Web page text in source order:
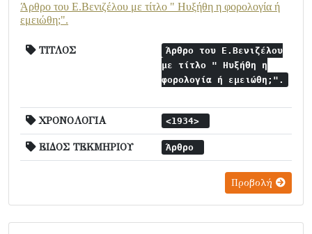
Άρθρο του Ε.Βενιζέλου με τίτλο " Ηυξήθη η φορολογία ή
εμειώθη;".
ΤΙΤΛΟΣ
Άρθρο του Ε.Βενιζέλου
με τίτλο " Ηυξήθη η
φορολογία ή εμειώθη;".
ΧΡΟΝΟΛΟΓΙΑ <1934>
ΕΙΔΟΣ ΤΕΚΜΗΡΙΟΥ Άρθρο
Προβολή